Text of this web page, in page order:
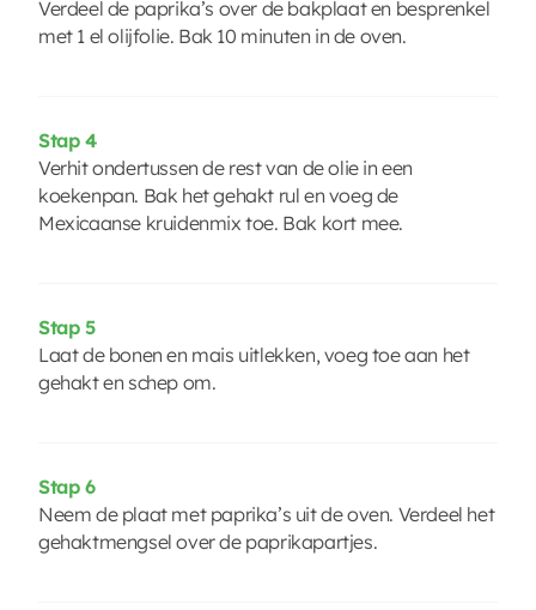
Verdeel de paprika’s over de bakplaat en besprenkel
met 1 el olijfolie. Bak 10 minuten in de oven.
Stap 4
Verhit ondertussen de rest van de olie in een
koekenpan. Bak het gehakt rul en voeg de
Mexicaanse kruidenmix toe. Bak kort mee.
Stap 5
Laat de bonen en mais uitlekken, voeg toe aan het
gehakt en schep om.
Stap 6
Neem de plaat met paprika’s uit de oven. Verdeel het
gehaktmengsel over de paprikapartjes.